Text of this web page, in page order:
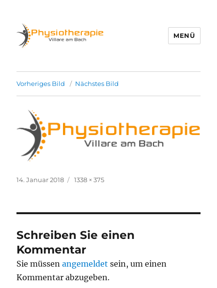
MENÜ
Vorheriges Bild Nächstes Bild
Veröffentlicht
14. Januar 2018
Volle
1338 × 375
Schreiben Sie einen
Kommentar
Sie müssenangemeldet sein, um einen
Kommentar abzugeben.